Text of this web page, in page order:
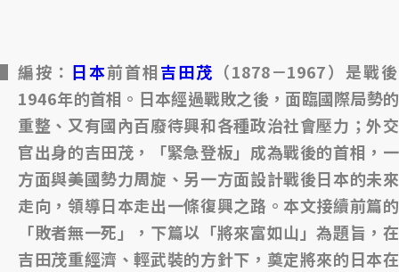
編按： 日本前首相吉田茂 （1878－1967）是戰後
1946年的首相。日本經過戰敗之後，面臨國際局勢的
重整、又有國內百廢待興和各種政治社會壓力；外交
官出身的吉田茂，「緊急登板」成為戰後的首相，一
方面與美國勢力周旋、另一方面設計戰後日本的未來
走向，領導日本走出一條復興之路。本文接續前篇的
「敗者無一死」，下篇以「將來富如山」為題旨，在
吉田茂重經濟、輕武裝的方針下，奠定將來的日本在